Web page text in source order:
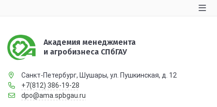
Академия менеджмента
и агробизнеса СПбГАУ
Санкт-Петербург, Шушары, ул. Пушкинская, д. 12
+7(812) 386-19-28
dpo@ama.spbgau.ru